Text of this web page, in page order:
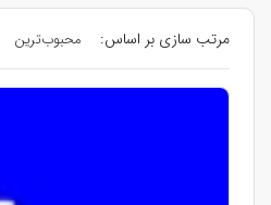
مرتب سازی بر اساس: محبوب‌ترین